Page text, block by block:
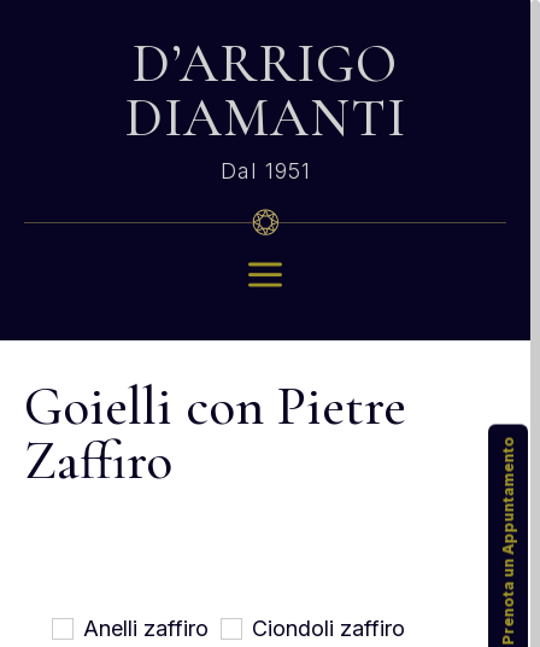
D’ARRIGO
DIAMANTI
Dal 1951
a
Goielli con Pietre
Zaffiro
Anelli zaffiro
Ciondoli zaffiro
Prenota un Appuntamento